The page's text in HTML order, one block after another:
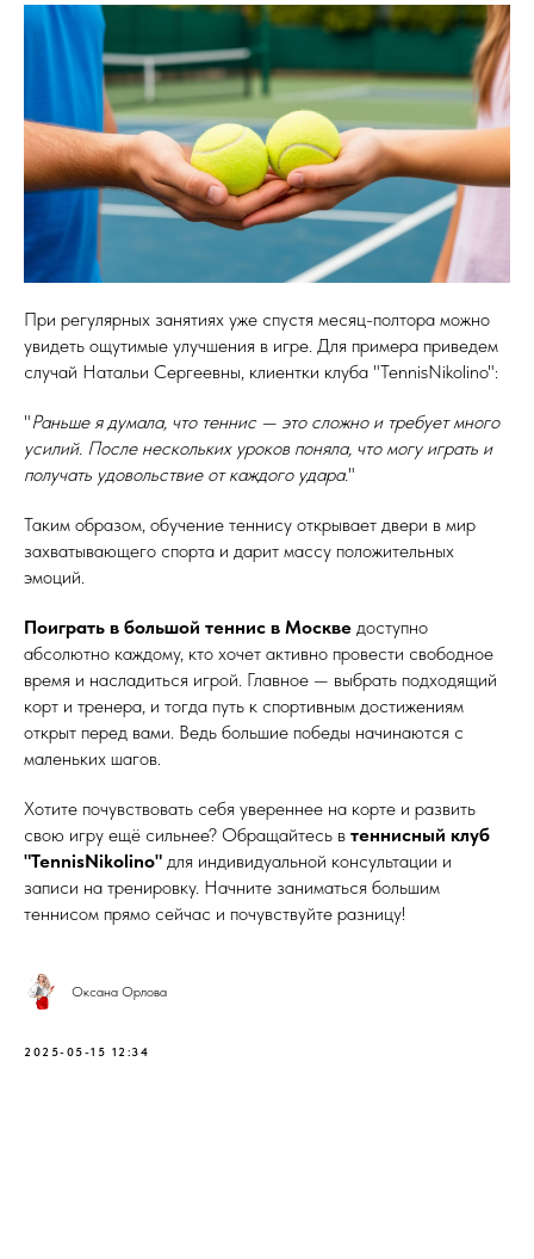
При регулярных занятиях уже спустя месяц-полтора можно
увидеть ощутимые улучшения в игре. Для примера приведем
случай Натальи Сергеевны, клиентки клуба "TennisNikolino":
"Раньше я думала, что теннис — это сложно и требует много
усилий. После нескольких уроков поняла, что могу играть и
получать удовольствие от каждого удара."
Таким образом, обучение теннису открывает двери в мир
захватывающего спорта и дарит массу положительных
эмоций.
Поиграть в большой теннис в Москве доступно
абсолютно каждому, кто хочет активно провести свободное
время и насладиться игрой. Главное — выбрать подходящий
корт и тренера, и тогда путь к спортивным достижениям
открыт перед вами. Ведь большие победы начинаются с
маленьких шагов.
Хотите почувствовать себя увереннее на корте и развить
свою игру ещё сильнее? Обращайтесь в теннисный клуб
"TennisNikolino" для индивидуальной консультации и
записи на тренировку. Начните заниматься большим
теннисом прямо сейчас и почувствуйте разницу!
Оксана Орлова
2025-05-15 12:34